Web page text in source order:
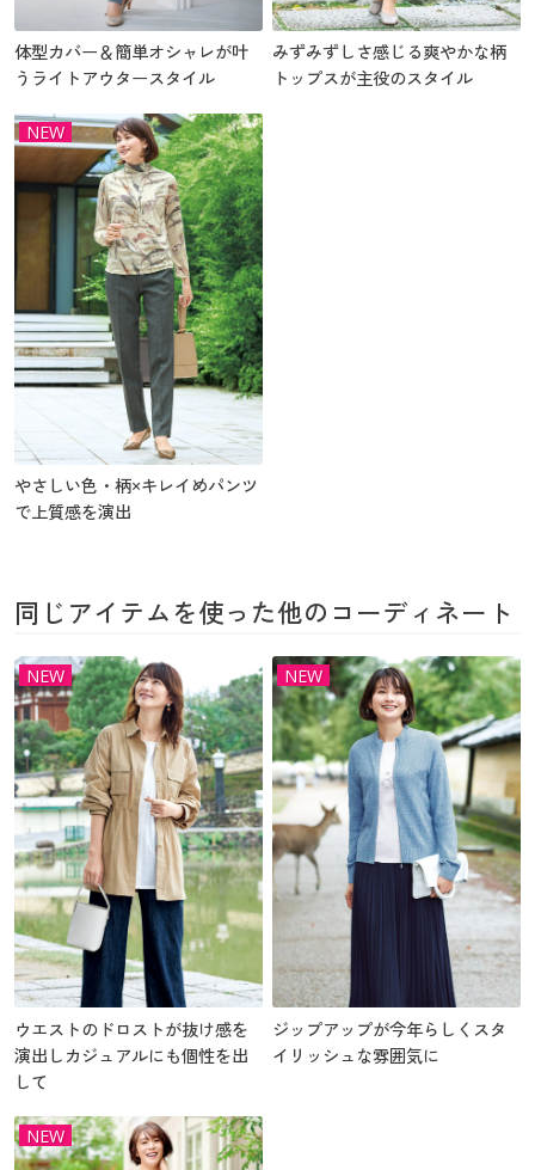
体型カバー＆簡単オシャレが叶
うライトアウタースタイル
みずみずしさ感じる爽やかな柄
トップスが主役のスタイル
NEW
やさしい色・柄×キレイめパンツ
で上質感を演出
同じアイテムを使った他のコーディネート
NEW
ウエストのドロストが抜け感を
演出しカジュアルにも個性を出
して
NEW
ジップアップが今年らしくスタ
イリッシュな雰囲気に
NEW